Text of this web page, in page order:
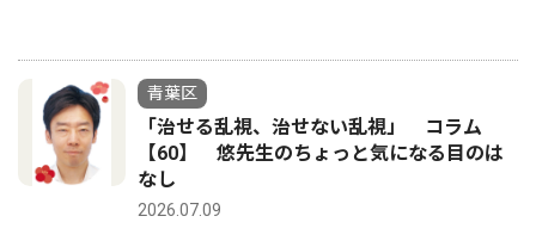
青葉区
「治せる乱視、治せない乱視」 コラム
【60】 悠先生のちょっと気になる目のは
なし
2026.07.09